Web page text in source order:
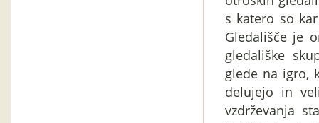
s katero so
Gledališče je
gledališke
glede na igro,
delujejo in
vzdrževanja